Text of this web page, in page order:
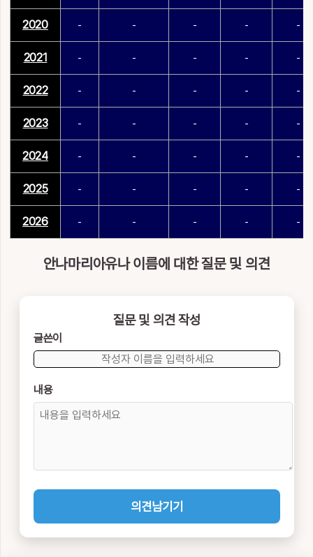
2020 - - - - -
2021 - - - - -
2022 - - - - -
2023 - - - - -
2024 - - - - -
2025 - - - - -
2026 - - - - -
안나마리아유나 이름에 대한 질문 및 의견
질문 및 의견 작성
글쓴이
내용
의견남기기